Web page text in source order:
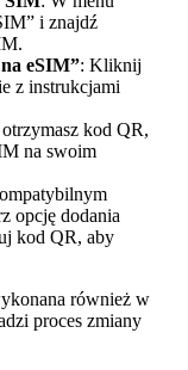
i znajdź
eSIM”: Kliknij
z instrukcjami
kod QR,
na swoim
opcję dodania
kod QR, aby
również w
proces zmiany